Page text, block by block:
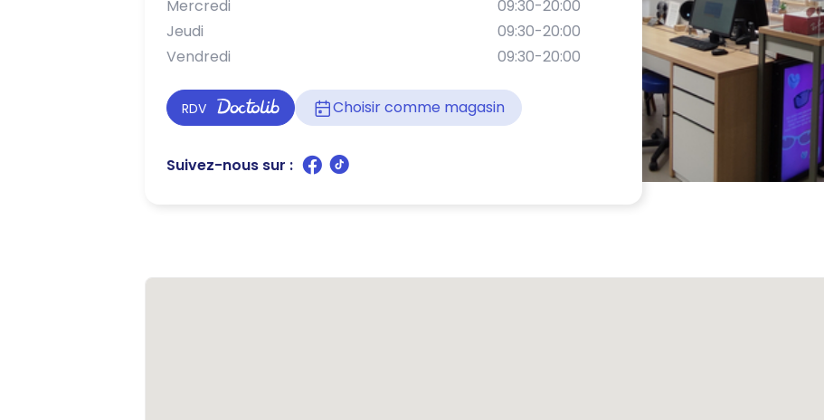
Mercredi
09:30-20:00
Jeudi
09:30-20:00
Vendredi
09:30-20:00
RDV Choisir comme magasin
Suivez-nous sur :